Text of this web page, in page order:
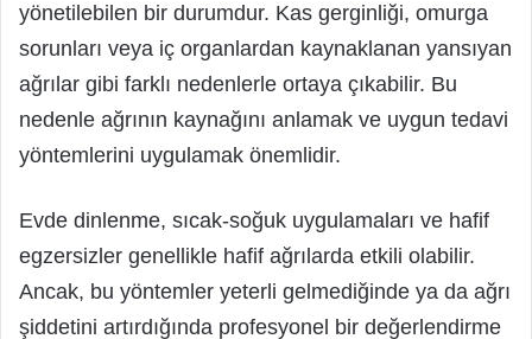
yönetilebilen bir durumdur. Kas gerginliği, omurga
sorunları veya iç organlardan kaynaklanan yansıyan
ağrılar gibi farklı nedenlerle ortaya çıkabilir. Bu
nedenle ağrının kaynağını anlamak ve uygun tedavi
yöntemlerini uygulamak önemlidir.
Evde dinlenme, sıcak-soğuk uygulamaları ve hafif
egzersizler genellikle hafif ağrılarda etkili olabilir.
Ancak, bu yöntemler yeterli gelmediğinde ya da ağrı
şiddetini artırdığında profesyonel bir değerlendirme